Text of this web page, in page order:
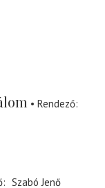
Rendező
Szabó Jenő